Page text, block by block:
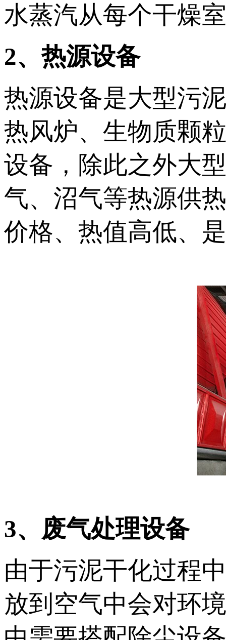
水蒸汽从每个干燥
2、热源设备
热源设备是大型污
热风炉、生物质颗
设备，除此之外大
气、沼气等热源供
价格、热值高低、
3、废气处理设备
由于污泥干化过程
放到空气中会对环